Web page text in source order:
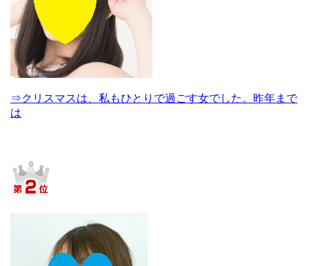
⇒クリスマスは、私もひとりで過ごす女でした。昨年まで
は